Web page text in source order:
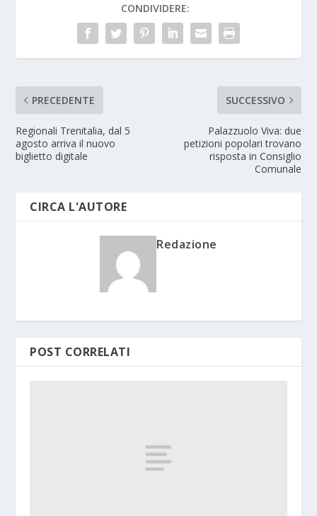
CONDIVIDERE:
PRECEDENTE
Regionali Trenitalia, dal 5
agosto arriva il nuovo
biglietto digitale
SUCCESSIVO
Palazzuolo Viva: due
petizioni popolari trovano
risposta in Consiglio
Comunale
CIRCA L'AUTORE
Redazione
POST CORRELATI